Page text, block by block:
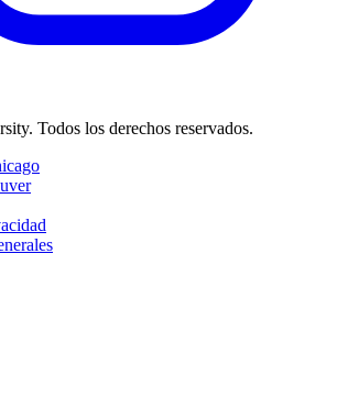
Todos los derechos reservados.